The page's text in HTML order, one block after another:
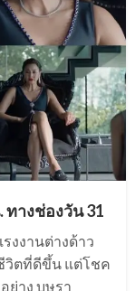
ทางช่องวัน 31
งงานต่างด้าว
วิตที่ดีขึ้น แต่โชค
ย่าง บุษรา